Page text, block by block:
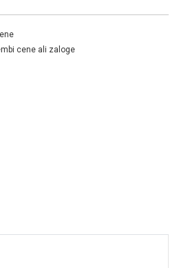
cene ali zaloge